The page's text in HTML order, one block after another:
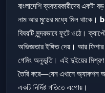
বাংলাদেশি ব্যবহারকারীদের একটা
নাম আর মুডের মধ্যে মিল থাকে।
বিষয়টি সুন্দরভাবে ফুটে ওঠে।
অভিজ্ঞতার ইঙ্গিত দেয়। আর
গেমিং অনুভূতি। এই দুইয়ের
তৈরি করে—যেন এখানে অ্যাকশন
একটি নির্দিষ্ট গতিতে এগোয়।